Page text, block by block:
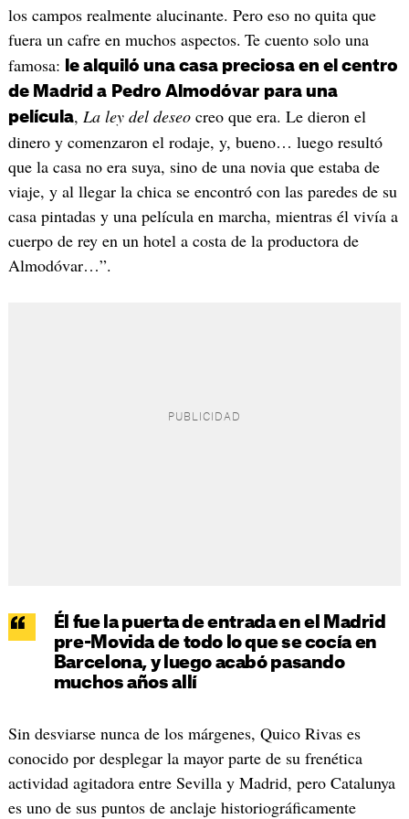
los campos realmente alucinante. Pero eso no quita que
fuera un cafre en muchos aspectos. Te cuento solo una
famosa:
le alquiló una casa preciosa en el centro
de Madrid a Pedro Almodóvar para una
película, La ley del deseocreo que era. Le dieron el
dinero y comenzaron el rodaje, y, bueno… luego resultó
que la casa no era suya, sino de una novia que estaba de
viaje, y al llegar la chica se encontró con las paredes de su
casa pintadas y una película en marcha, mientras él vivía a
cuerpo de rey en un hotel a costa de la productora de
Almodóvar…”.
Él fue la puerta de entrada en el Madrid
pre-Movida de todo lo que se cocía en
Barcelona, y luego acabó pasando
muchos años allí
Sin desviarse nunca de los márgenes, Quico Rivas es
conocido por desplegar la mayor parte de su frenética
actividad agitadora entre Sevilla y Madrid, pero Catalunya
es uno de sus puntos de anclaje historiográficamente